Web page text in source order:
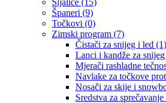
Španeri (9)
Točkovi (0)
Zimski program (7)
Čistači za snijeg i led (1)
Lanci i kandže za snijeg
Mjerači rashladne
Navlake za točkove
Nosači za skije i
Sredstva za